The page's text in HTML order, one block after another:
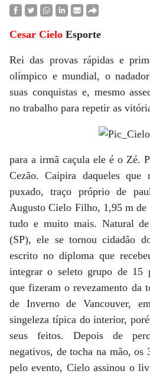
Cesar Cielo Esporte
Rei das provas rápidas e
olímpico e mundial, o
suas conquistas e, mesmo
no trabalho para repetir as
para a irmã caçula ele é o Zé.
Cezão. Caipira daqueles que
puxado, traço próprio de
Augusto Cielo Filho, 1,95 m de
tudo e muito mais. Natural de
(SP), ele se tornou cidadão
escrito no diploma que
integrar o seleto grupo de 15
que fizeram o revezamento da
de Inverno de Vancouver,
singeleza típica do interior,
seus feitos. Depois de
negativos, de tocha na mão, os
pelo evento, Cielo assinou o